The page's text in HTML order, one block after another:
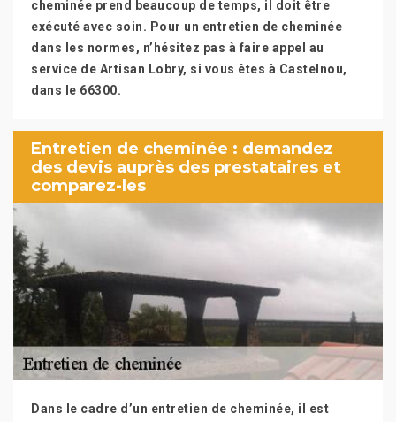
cheminée prend beaucoup de temps, il doit être
exécuté avec soin. Pour un entretien de cheminée
dans les normes, n’hésitez pas à faire appel au
service de Artisan Lobry, si vous êtes à Castelnou,
dans le 66300.
Entretien de cheminée : demandez
des devis auprès des prestataires et
comparez-les
Dans le cadre d’un entretien de cheminée, il est